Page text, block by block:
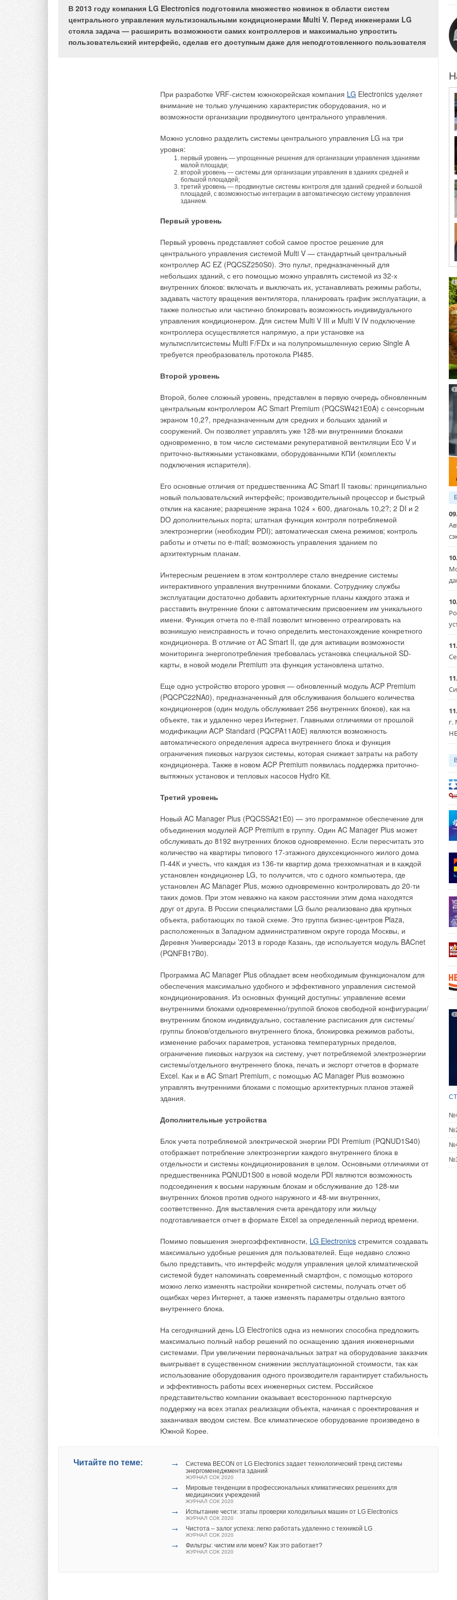
В 2013 году компания LG Electronics подготовила множество новинок в области систем
центрального управления мультизональными кондиционерами Multi V. Перед инженерами LG
стояла задача — расширить возможности самих контроллеров и максимально упростить
пользовательский интерфейс, сделав его доступным даже для неподготовленного пользователя
При разработке VRF-систем южнокорейская компания LG Electronics уделяет
внимание не только улучшению характеристик оборудования, но и
возможности организации продвинутого центрального управления.
Можно условно разделить системы центрального управления LG на три
уровня:
первый уровень — упрощенные решения для организации управления зданиями
малой площади;
второй уровень — системы для организации управления в зданиях средней и
большой площадей;
третий уровень — продвинутые системы контроля для зданий средней и большой
площадей, с возможностью интеграции в автоматическую систему управления
зданием.
Первый уровень
Первый уровень представляет собой самое простое решение для
центрального управления системой Multi V — стандартный центральный
контроллер AC EZ (PQCSZ250S0). Это пульт, предназначенный для
небольших зданий, с его помощью можно управлять системой из 32-х
внутренних блоков: включать и выключать их, устанавливать режимы работы,
задавать частоту вращения вентилятора, планировать график эксплуатации, а
также полностью или частично блокировать возможность индивидуального
управления кондиционером. Для систем Multi V III и Multi V IV подключение
контроллера осуществляется напрямую, а при установке на
мультисплитсистемы Multi F/FDx и на полупромышленную серию Single A
требуется преобразователь протокола PI485.
Второй уровень
Второй, более сложный уровень, представлен в первую очередь обновленным
центральным контроллером AC Smart Premium (PQCSW421E0A) с сенсорным
экраном 10,2?, предназначенным для средних и больших зданий и
сооружений. Он позволяет управлять уже 128-ми внутренними блоками
одновременно, в том числе системами рекуперативной вентиляции Eco V и
приточно-вытяжными установками, оборудованными КПИ (комплекты
подключения испарителя).
Его основные отличия от предшественника AC Smart II таковы: принципиально
новый пользовательский интерфейс; производительный процессор и быстрый
отклик на касание; разрешение экрана 1024 × 600, диагональ 10,2?; 2 DI и 2
DO дополнительных порта; штатная функция контроля потребляемой
электроэнергии (необходим PDI); автоматическая смена режимов; контроль
работы и отчеты по e-mail; возможность управления зданием по
архитектурным планам.
Интересным решением в этом контроллере стало внедрение системы
интерактивного управления внутренними блоками. Сотруднику службы
эксплуатации достаточно добавить архитектурные планы каждого этажа и
расставить внутренние блоки с автоматическим присвоением им уникального
имени. Функция отчета по e-mail позволит мгновенно отреагировать на
возникшую неисправность и точно определить местонахождение конкретного
кондиционера. В отличие от AC Smart II, где для активации возможности
мониторинга энергопотребления требовалась установка специальной SD-
карты, в новой модели Premium эта функция установлена штатно.
Еще одно устройство второго уровня — обновленный модуль ACP Premium
(PQCPC22NA0), предназначенный для обслуживания большего количества
кондиционеров (один модуль обслуживает 256 внутренних блоков), как на
объекте, так и удаленно через Интернет. Главными отличиями от прошлой
модификации ACP Standard (PQCPA11A0E) являются возможность
автоматического определения адреса внутреннего блока и функция
ограничения пиковых нагрузок системы, которая снижает затраты на работу
кондиционера. Также в новом ACP Premium появилась поддержка приточно-
вытяжных установок и тепловых насосов Hydro Kit.
Третий уровень
Новый AC Manager Plus (PQCSSA21E0) — это программное обеспечение для
объединения модулей ACP Premium в группу. Один AC Manager Plus может
обслуживать до 8192 внутренних блоков одновременно. Если пересчитать это
количество на квартиры типового 17-этажного двухсекционного жилого дома
П-44К и учесть, что каждая из 136-ти квартир дома трехкомнатная и в каждой
установлен кондиционер LG, то получится, что с одного компьютера, где
установлен AC Manager Plus, можно одновременно контролировать до 20-ти
таких домов. При этом неважно на каком расстоянии этим дома находятся
друг от друга. В России специалистами LG было реализовано два крупных
объекта, работающих по такой схеме. Это группа бизнес-центров Plaza,
расположенных в Западном административном округе города Москвы, и
Деревня Универсиады ’2013 в городе Казань, где используется модуль BACnet
(PQNFB17B0).
Программа AC Manager Plus обладает всем необходимым функционалом для
обеспечения максимально удобного и эффективного управления системой
кондиционирования. Из основных функций доступны: управление всеми
внутренними блоками одновременно/группой блоков свободной конфигурации/
внутренним блоком индивидуально, составление расписания для системы/
группы блоков/отдельного внутреннего блока, блокировка режимов работы,
изменение рабочих параметров, установка температурных пределов,
ограничение пиковых нагрузок на систему, учет потребляемой электроэнергии
системы/отдельного внутреннего блока, печать и экспорт отчетов в формате
Excel. Как и в AC Smart Premium, с помощью AC Manager Plus возможно
управлять внутренними блоками с помощью архитектурных планов этажей
здания.
Дополнительные устройства
Блок учета потребляемой электрической энергии PDI Premium (PQNUD1S40)
отображает потребление электроэнергии каждого внутреннего блока в
отдельности и системы кондиционирования в целом. Основными отличиями от
предшественника PQNUD1S00 в новой модели PDI являются возможность
подсоединения к восьми наружным блокам и обслуживание до 128-ми
внутренних блоков против одного наружного и 48-ми внутренних,
соответственно. Для выставления счета арендатору или жильцу
подготавливается отчет в формате Excel за определенный период времени.
Помимо повышения энергоэффективности, LG Electronics стремится создавать
максимально удобные решения для пользователей. Еще недавно сложно
было представить, что интерфейс модуля управления целой климатической
системой будет напоминать современный смартфон, с помощью которого
можно легко изменять настройки конкретной системы, получать отчет об
ошибках через Интернет, а также изменять параметры отдельно взятого
внутреннего блока.
На сегодняшний день LG Electronics одна из немногих способна предложить
максимально полный набор решений по оснащению здания инженерными
системами. При увеличении первоначальных затрат на оборудование заказчик
выигрывает в существенном снижении эксплуатационной стоимости, так как
использование оборудования одного производителя гарантирует стабильность
и эффективность работы всех инженерных систем. Российское
представительство компании оказывает всестороннюю партнерскую
поддержку на всех этапах реализации объекта, начиная с проектирования и
заканчивая вводом систем. Все климатическое оборудование произведено в
Южной Корее.
Читайте по теме: →
Система BECON от LG Electronics задает технологический тренд системы
энергоменеджмента зданий
ЖУРНАЛ СОК 2020
→
Мировые тенденции в профессиональных климатических решениях для
медицинских учреждений
ЖУРНАЛ СОК 2020
→ Испытание чести: этапы проверки холодильных машин от LG Electronics
ЖУРНАЛ СОК 2020
→ Чистота – залог успеха: легко работать удаленно с техникой LG
ЖУРНАЛ СОК 2020
→ Фильтры: чистим или моем? Как это работает?
ЖУРНАЛ СОК 2020
г.
Рис.1. Паровые
увлажнители воздуха
MK5 (до 80 л/ч)
оборудования для увлажнения воздуха, но некоторые агрегаты, благодаря
уникальным техническим решениям, выделяются из общего ряда. Им мы и
хотели уделить особое внимание.
помещении (изотермический процесс) и не приводит к осаждению
растворенных в воде минеральных солей на стенах воздуховодов и
помещения.
Паровые увлажнители воздуха MK5(производительность до 80 л/ч)
оснащены системой резисторного нагрева, поэтому способны работать как на
обычной водопроводной воде, так и на воде с пониженным содержанием
солей и полностью деминерализованной воде, что имеет решающее значение
при использовании централизованной системы водоподготовки в медицинских
учреждениях, в химической и фармацевтической промышленности, а также в
других областях, где существуют повышенные требования к качеству
требуется повышенная точность, то модификация Process позволяет улучшить
этот показатель до +/-1%. Также доступна исполнение агрегата из
нержавеющей стали. В процессе работы уровень воды в паровом цилиндре
постоянно отслеживается блоком контроля уровня: если уровень достигает
минимально предустановленного значения (в результате процесса
испарения), блок контроля выдает сигнал и далее открывается впускной
клапан, цилиндр заполняется до достижения рабочего уровня. Увлажнитель
имеет патентованную систему против отложения извести.
Эта система автоматически очищает воду от минералов, которые
откладываются в отдельной емкости. При этом известь в емкости оседает не
при обслуживании. Опорожнение емкости для сборки извести занимает всего
снимается с помощью байонетного крепления и так же легко укрепляется
снова. Еще одна особенность - дизайн цилиндра с двойными стенками. Такая
конструкция позволяет поддерживать холодную зону в области входа и выхода
воды (температура достигает 55°C) и поэтому известковые выделения
отсутствуют. Возможность выбрать оптимальную систему регулирования из
предлагаемых трех вариантов (в зависимости от соотношения наружного/
рециркуляционного воздуха ), а также высокая точность настройки
посредством гибкой компьютерной программы гарантирует долгий срок
службы аппарата.
Другой тип –паровой увлажнитель Condair ESCO(производительность до
2000кг/ч) использует пар, подаваемый от внешнего источника под давлением
до 4 бар(рис. 2 ).
В состав агрегата входят фильтр, водоотделитель, конденсатоотводчик,
электрическое, и пневматическое исполнение). Система может быть снабжена
тремя видами парораспределительных устройств в зависимости от
производительности: Esco 5 (одна горизонтально расположенная
парораспределительная трубка), DL 40 (1, 2 или 3 трубки, соединенные
коллектором) и DR 73, состоящий из одного горизонтального коллектора и
нескольких вертикальных трубок. Увлажнитель компактен и требует мало
места для установки. Пар с точно регулируемым массовым расходом
равномерно впрыскивается в поток воздуха, такой результат достигается
благодаря использованию керамического поворотного золотникового клапана,
который может плавно открываться от 0 до 100%, а также благодаря паровым
соплам, расположенным в средней части патрубка.
Линейная характеристика клапана позволяет более точно поддерживать
производительность во всем диапазоне регулирования. При этом клапан
является абсолютно герметичным в закрытом состоянии и благодаря
специальной обработке поверхности не чувствителен к загрязнениям.
Благодаря первичной и вторичной системами отвода конденсата исключается
попадание капель в воздуховод: первичный конденсатоотводчик представляет
собой поплавок, положение которого отражает изменения давления и
блока, вторичная система служит для отвода конденсата из раздающих
патрубков, при этом сопла, расположенные внутри парораспределителя,
препятствуют выносу водяных капель в канал. Увлажнитель Esco абсолютно
не подвержен коррозии и идеально приспособлен для помещений высокой
чистоты, где применение других парогенераторов ограничено высоким
энергопотреблением.
Уникальной особенностью третьего типа увлажнителей является его
гибридная конструкция. Увлажнители DUAL2(производительность до 1000 л/
ч) объединили в себе два типа адиабатических увлажнителей: форсуночных –
серия FF2 и поверхностных – серия HE2( рис. 3 .
Полностью деминерализованная после прохождения системы обратного
осмоса вода подается насосом через распределительную систему на
форсунки, которые превращают воду в туман, и влага начинает моментально
поглощаться подаваемым воздухом. Остатки водяного тумана оседают на
пористых керамических пластинах, расположенных подобно черепице, здесь
происходит испарение остатков воды, при этом ценная увлажняющая вода
используется максимально эффективно. Эта технология значительно
уменьшила длину увлажнителя, что позволило устанавливать агрегат там, где
нельзя было использовать стандартные адиабатические увлажнители.
Работу увлажнителя можно регулировать либо внешним, либо встроенным PI
контроллером. В стандартном исполнении возможна 3-х ступенчатая
регулировка от 20%до 100% производительности (точность +/-10%), либо 7-ми
ступенчатое регулирование при повышенных требованиях к точности от 15%
до 100% производительности (точность +/-4%). Система автоматики постоянно
контролирует минимальное и максимальное давление, а также
допустимых 15 µS/cm, происходит автоматический слив воды из бака подпитки
с последующим наполнением до рабочего уровня. Для повышенных
гигиенических условий вода перед подачей на форсунки проходит через
систему серебряной ионизации HygienePlus, эффективно нейтрализующую
микроорганизмы ионами серебра. Это позволяет использовать данную
систему для медицинских учреждений, вплоть до чистых и операционных
комнат класса 2.
Если стоит задача увлажнения помещений, где требование к гигиене не столь
высоки, например овощехранилища и текстильное производство, то
экономически оправдано использование более простого оборудования, каким
увлажнитель серии ABS3 рис. 4).
Это компактный увлажнитель производительностью от 1 до 6,5 л/ч,
работающий по принципу распыления, при этом образуется водяной туман,
который подается через поворотный диффузор в помещение. Водяной бак
содержит всего 0,055 литра воды, которое распыляется в течении 30 секунд, а
значит свежая вода подается 120 раз в течении часа.
Малый размер водяного бака и автоматическая промывка после 6 часов
работы делают этот увлажнитель наиболее гигиеничным в ряду
распылительных увлажнителей, а набор против замерзания позволяет
использовать ABS3 при температуре до -2°C. Набор состоит из
нагревательного элемента, подключенного к плате управления. Управление
нагревательным элементом осуществляется через датчик температуры,
встроенный в прибор, он включает нагревательный элемент, если
окружающая температура опускается ниже 1°C. Управление увлажнителем
осуществляется через внешний двухпозиционный гигростат (Вкл/Выкл) или
внешний контроллер влажности непрерывного действия (0-10 В), который
контроллер влажности непрерывного действия впускной клапан открывается и
закрывается циклически, в зависимости от сигнала управления.
И в заключении следует отметить, что перечисленные агрегаты (как и другие
продукты группы компаний Walter Meier), имеет свои, отличные от других,
плюсы, умение использовать которых помогут решить самые сложные и
нестандартные задачи в области увлажнения воздуха, как одной из основных
составляющих обеспечения комфортного климата.